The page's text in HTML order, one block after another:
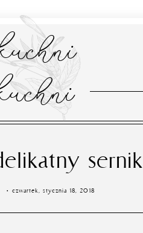
sernik
czwartek, stycznia 18, 2018